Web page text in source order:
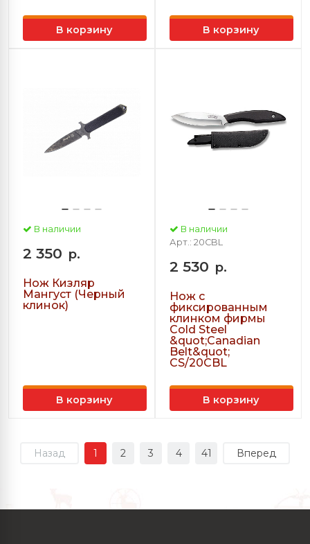
В корзину В корзину
В наличии
2 350 р.
Нож Кизляр
Мангуст (Черный
клинок)
В корзину
В наличии
Арт.: 20CBL
2 530 р.
Нож с
фиксированным
клинком фирмы
Cold Steel
&quot;Canadian
Belt&quot;
CS/20CBL
В корзину
Назад 1 2 3 4 41 Вперед